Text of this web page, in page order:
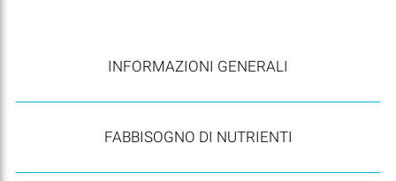
INFORMAZIONI GENERALI
FABBISOGNO DI NUTRIENTI